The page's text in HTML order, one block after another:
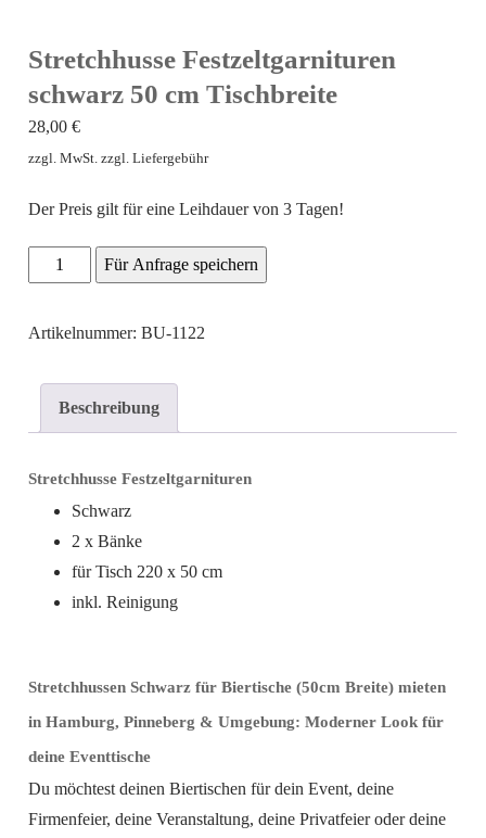
Stretchhusse Festzeltgarnituren
schwarz 50 cm Tischbreite
28,00€
zzgl. MwSt. zzgl. Liefergebühr
Der Preis gilt für eine Leihdauer von 3 Tagen!
Stretchhusse
cm
Tischbreite
Für Anfrage speichern
Artikelnummer: BU-1122
Beschreibung
Stretchhusse Festzeltgarnituren
Schwarz
2 x Bänke
für Tisch 220 x 50 cm
inkl. Reinigung
Stretchhussen Schwarz für Biertische (50cm Breite) mieten
in Hamburg, Pinneberg & Umgebung: Moderner Look für
deine Eventtische
Du möchtest deinen Biertischen für dein Event, deine
Firmenfeier, deine Veranstaltung, deine Privatfeier oder deine